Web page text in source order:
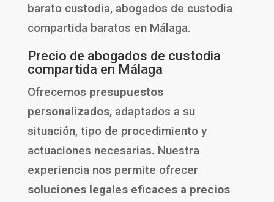
barato custodia, abogados de custodia
compartida baratos en Málaga.
Precio de abogados de custodia
compartida en Málaga
Ofrecemos presupuestos
personalizados, adaptados a su
situación, tipo de procedimiento y
actuaciones necesarias. Nuestra
experiencia nos permite ofrecer
soluciones legales eficaces a precios